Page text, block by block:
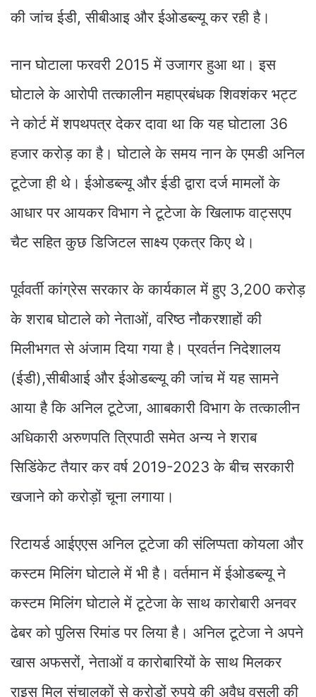
की जांच ईडी, सीबीआइ और ईओडब्ल्यू कर रही है।
नान घोटाला फरवरी 2015 में उजागर हुआ था। इस
घोटाले के आरोपी तत्कालीन महाप्रबंधक शिवशंकर भट्ट
ने कोर्ट में शपथपत्र देकर दावा था कि यह घोटाला 36
हजार करोड़ का है। घोटाले के समय नान के एमडी अनिल
टूटेजा ही थे। ईओडब्ल्यू और ईडी द्वारा दर्ज मामलों के
आधार पर आयकर विभाग ने टूटेजा के खिलाफ वाट्सएप
चैट सहित कुछ डिजिटल साक्ष्य एकत्र किए थे।
पूर्ववर्ती कांग्रेस सरकार के कार्यकाल में हुए 3,200 करोड़
के शराब घोटाले को नेताओं, वरिष्ठ नौकरशाहों की
मिलीभगत से अंजाम दिया गया है। प्रवर्तन निदेशालय
(ईडी),सीबीआई और ईओडब्ल्यू की जांच में यह सामने
आया है कि अनिल टूटेजा, आाबकारी विभाग के तत्कालीन
अधिकारी अरुणपति त्रिपाठी समेत अन्य ने शराब
सिडिंकेट तैयार कर वर्ष 2019-2023 के बीच सरकारी
खजाने को करोड़ों चूना लगाया।
रिटायर्ड आईएएस अनिल टूटेजा की संलिप्पता कोयला और
कस्टम मिलिंग घोटाले में भी है। वर्तमान में ईओडब्ल्यू ने
कस्टम मिलिंग घोटाले में टूटेजा के साथ कारोबारी अनवर
ढेबर को पुलिस रिमांड पर लिया है। अनिल टूटेजा ने अपने
खास अफसरों, नेताओं व कारोबारियों के साथ मिलकर
राइस मिल संचालकों से करोड़ों रुपये़ की अवैध वसूली की